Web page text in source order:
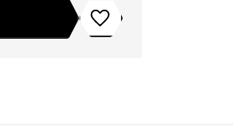
Toevoegen aan verlanglijstje